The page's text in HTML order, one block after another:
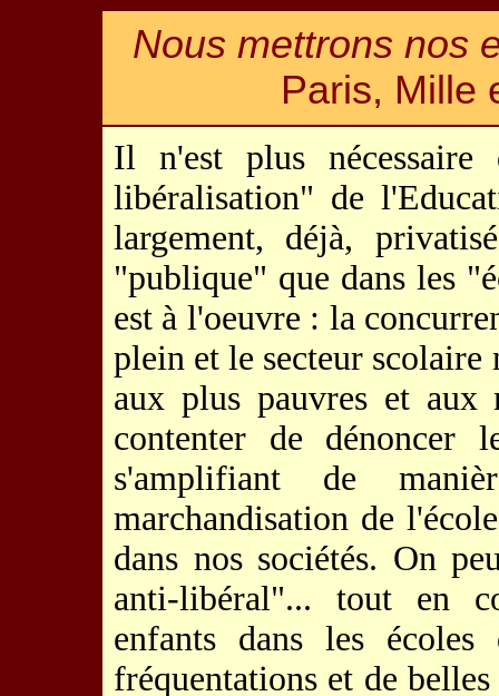
Nous mettrons nos
Paris, Mille
Il n'est plus nécessaire
libéralisation" de
largement, déjà,
"publique" que dans les
est à l'oeuvre : la
plein et le secteur
aux plus pauvres et aux
contenter de dénoncer
s'amplifiant de
marchandisation de
dans nos sociétés. On
anti-libéral"... tout en
enfants dans les
fréquentations et de